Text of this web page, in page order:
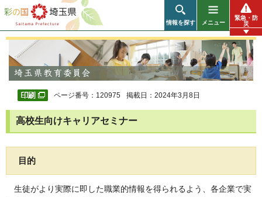
彩の国 埼玉県
情報を探す メニュー
緊急・防
災
ページ番号：120975 掲載日：2024年3月8日
高校生向けキャリアセミナー
目的
生徒がより実際に即した職業的情報を得られるよう、各企業で実